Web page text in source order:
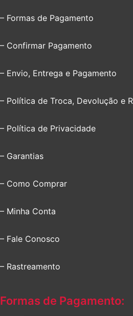
– Formas de Pagamento
– Confirmar Pagamento
– Envio, Entrega e Pagamento
– Política de Troca, Devolução e
– Política de Privacidade
– Garantias
– Como Comprar
– Minha Conta
– Fale Conosco
– Rastreamento
Formas de Pagamento: